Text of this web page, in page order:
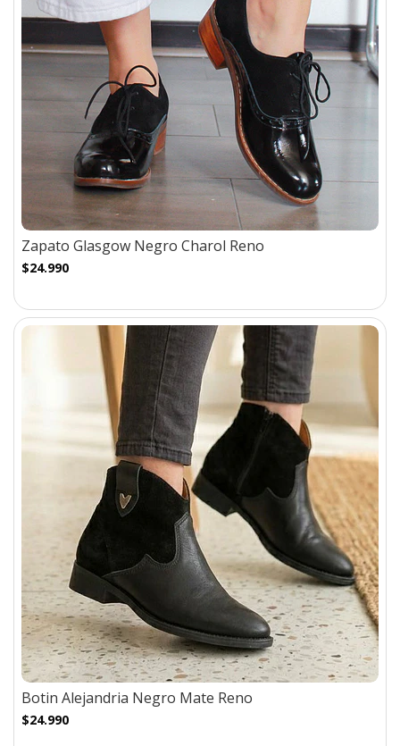
Zapato Glasgow Negro Charol Reno
$24.990
Botin Alejandria Negro Mate Reno
$24.990